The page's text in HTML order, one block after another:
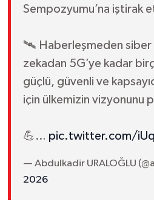
Sempozyumu’na iştirak
🛰️ Haberleşmeden siber
zekadan 5G’ye kadar
güçlü, güvenli ve
için ülkemizin vizyonunu
💪… pic.twitter.com/
— Abdulkadir URALOĞLU
2026